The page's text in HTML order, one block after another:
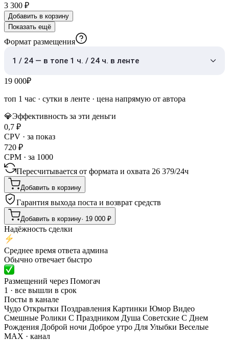
3 300 ₽
Добавить в корзину
Показать ещё
Формат размещения
1 / 24 — в топе 1 ч. / 24 ч. в ленте
19 000₽
топ 1 час · сутки в ленте · цена напрямую от автора
💎Эффективность за эти деньги
0,7 ₽
CPV · за показ
720 ₽
CPM · за 1000
Пересчитывается от формата и охвата 26 379/24ч
Добавить в корзину
Гарантия выхода поста и возврат средств
Добавить в корзину· 19 000 ₽
Надёжность сделки
Среднее время ответа админа
Обычно отвечает быстро
Размещений через Помогач
1 · все вышли в срок
Посты в канале
Чудо Открытки Поздравления Картинки Юмор Видео
Смешные Ролики С Праздником Душа Советские С Днем
Рождения Доброй ночи Доброе утро Для Улыбки Веселые
MAX · канал